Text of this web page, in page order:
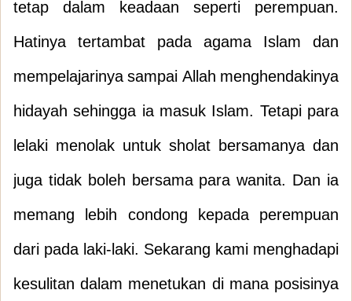
tetap dalam keadaan seperti perempuan.
Hatinya tertambat pada agama Islam dan
mempelajarinya sampai Allah menghendakinya
hidayah sehingga ia masuk Islam. Tetapi para
lelaki menolak untuk sholat bersamanya dan
juga tidak boleh bersama para wanita. Dan ia
memang lebih condong kepada perempuan
dari pada laki-laki. Sekarang kami menghadapi
kesulitan dalam menetukan di mana posisinya